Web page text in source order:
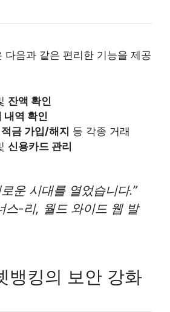
다음과 같은 편리한 기능을 제공
잔액 확인
내역 확인
적금 가입/해지 등 각종 거래
신용카드 관리
운 시대를 열었습니다.”
스-리, 월드 와이드 웹 발
뱅킹의 보안 강화